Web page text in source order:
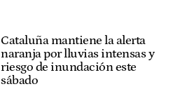
Cataluña mantiene la alerta
naranja por lluvias intensas y
riesgo de inundación este
sábado